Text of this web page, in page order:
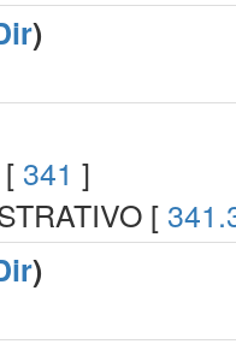
)
341 ]
[
)